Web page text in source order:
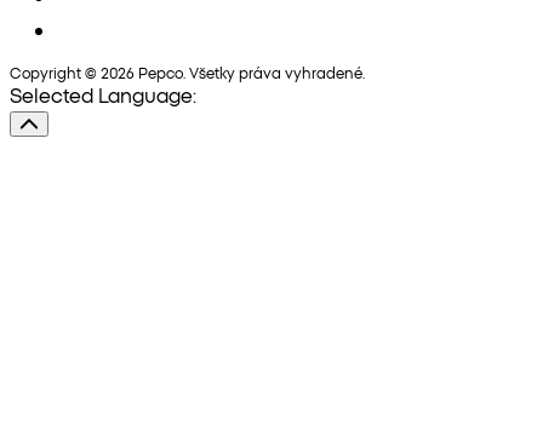
Copyright © 2026 Pepco. Všetky práva vyhradené.
Selected Language: